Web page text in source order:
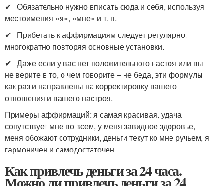
✔ Обязательно нужно вписать сюда и себя, используя
местоимения «я», «мне» и т. п.
✔ Прибегать к аффирмациям следует регулярно,
многократно повторяя основные установки.
✔ Даже если у вас нет положительного настоя или вы
не верите в то, о чем говорите – не беда, эти формулы
как раз и направлены на корректировку вашего
отношения и вашего настроя.
Примеры аффирмаций: я самая красивая, удача
сопутствует мне во всем, у меня завидное здоровье,
меня обожают сотрудники, деньги текут ко мне ручьем, я
гармоничен и самодостаточен.
Как привлечь деньги за 24 часа.